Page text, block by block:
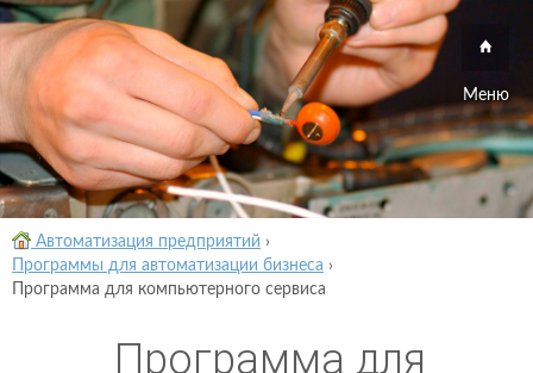
Меню
Автоматизация предприятий ›
Программы для автоматизации бизнеса ›
Программа для компьютерного сервиса
Программа для